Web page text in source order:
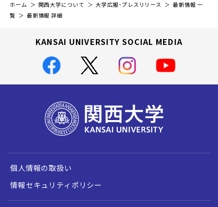
ホーム 関西大学について 大学広報・プレスリリース
最新情報 一
覧
最新情報 詳細
KANSAI UNIVERSITY SOCIAL MEDIA
個人情報の取扱い
情報セキュリティポリシー